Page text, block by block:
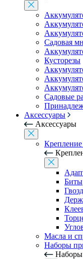
Садовая
Кусторезы
Садовые
Аксессуары
Аксессуары
Биты
Масла и
Наборы
Наборы